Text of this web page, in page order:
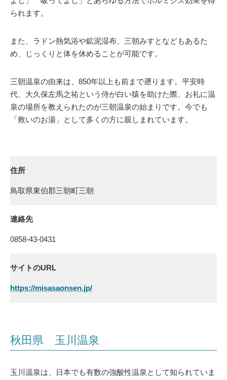
られます。
また、ラドン熱気浴や鉱泥湿布、三朝みすとなどもあるた
め、じっくりと体を休めることが可能です。
三朝温泉の由来は、850年以上も前まで遡ります。平安時
代、大久保左馬之祐という侍が白い猿を助けた際、お礼に温
泉の場所を教えられたのが三朝温泉の始まりです。今でも
「救いのお湯」として多くの方に親しまれています。
住所
鳥取県東伯郡三朝町三朝
連絡先
0858-43-0431
サイトのURL
https://misasaonsen.jp/
秋田県 玉川温泉
玉川温泉は、日本でも有数の強酸性温泉として知られていま